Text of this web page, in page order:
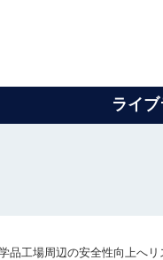
ライブ
品工場周辺の安全性向上へ